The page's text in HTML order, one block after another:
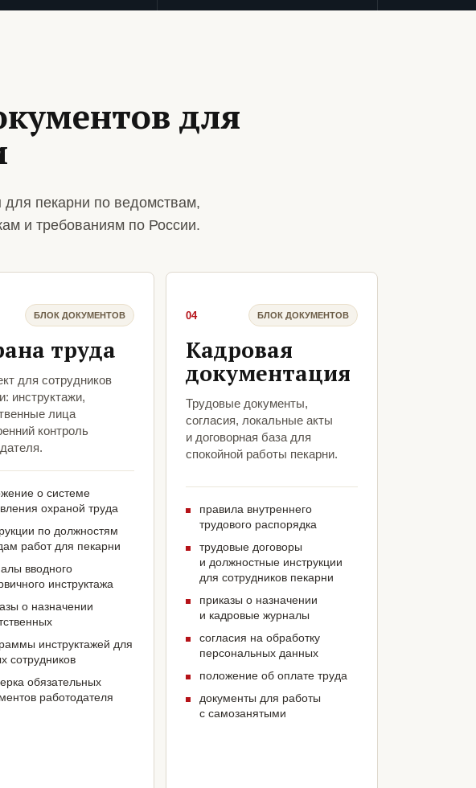
для
пекарни по ведомствам,
и требованиям по России.
БЛОК ДОКУМЕНТОВ
труда
для сотрудников
инструктажи,
лица
контроль
о системе
охраной труда
по должностям
работ для пекарни
вводного
инструктажа
о назначении
инструктажей для
сотрудников
обязательных
работодателя
04 БЛОК ДОКУМЕНТОВ
Кадровая
документация
Трудовые документы,
согласия, локальные акты
и договорная база для
спокойной работы пекарни.
правила внутреннего
трудового распорядка
трудовые договоры
и должностные инструкции
для сотрудников пекарни
приказы о назначении
и кадровые журналы
согласия на обработку
персональных данных
положение об оплате труда
документы для работы
с самозанятыми